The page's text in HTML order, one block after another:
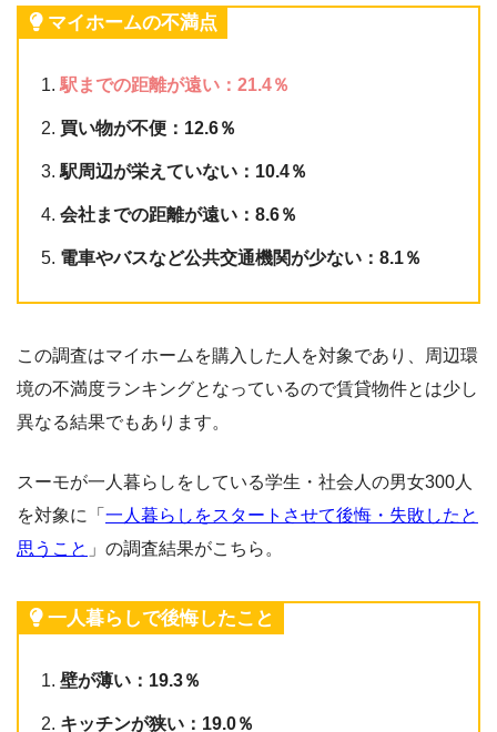
マイホームの不満点
駅までの距離が遠い：21.4％
買い物が不便：12.6％
駅周辺が栄えていない：10.4％
会社までの距離が遠い：8.6％
電車やバスなど公共交通機関が少ない：8.1％
この調査はマイホームを購入した人を対象であり、周辺環
境の不満度ランキングとなっているので賃貸物件とは少し
異なる結果でもあります。
スーモが一人暮らしをしている学生・社会人の男女300人
を対象に「 一人暮らしをスタートさせて後悔・失敗したと
思うこと 」の調査結果がこちら。
一人暮らしで後悔したこと
壁が薄い：19.3％
キッチンが狭い：19.0％